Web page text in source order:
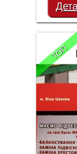
ТОП